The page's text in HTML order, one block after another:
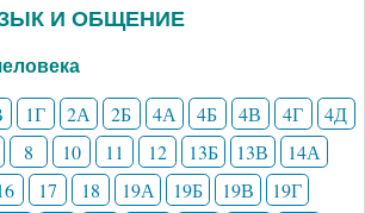
И ОБЩЕНИЕ
1Г 2А 2Б 4А 4Б 4В 4Г
4Д
8 10 11 12 13Б 13В
14А
17 18 19А 19Б 19В
19Г